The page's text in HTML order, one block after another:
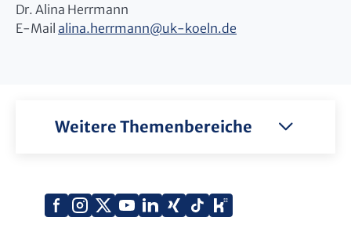
Dr. Alina Herrmann
E-Mail alina.herrmann@uk-koeln.de
Weitere Themenbereiche
Facebook
Instagram
X
YouTube
LinkedIn
Xing TiktokKununu